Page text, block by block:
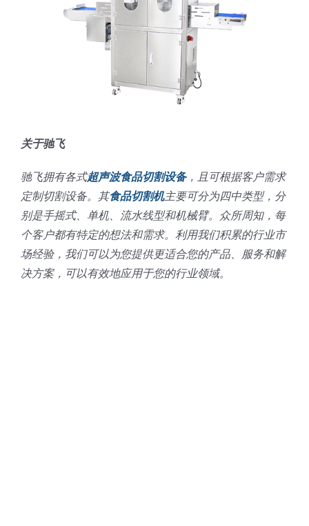
关于驰飞
驰飞拥有各式超声波食品切割设备，且可根据客户需求
定制切割设备。其食品切割机主要可分为四中类型，分
别是手摇式、单机、流水线型和机械臂。众所周知，每
个客户都有特定的想法和需求。利用我们积累的行业市
场经验，我们可以为您提供更适合您的产品、服务和解
决方案，可以有效地应用于您的行业领域。